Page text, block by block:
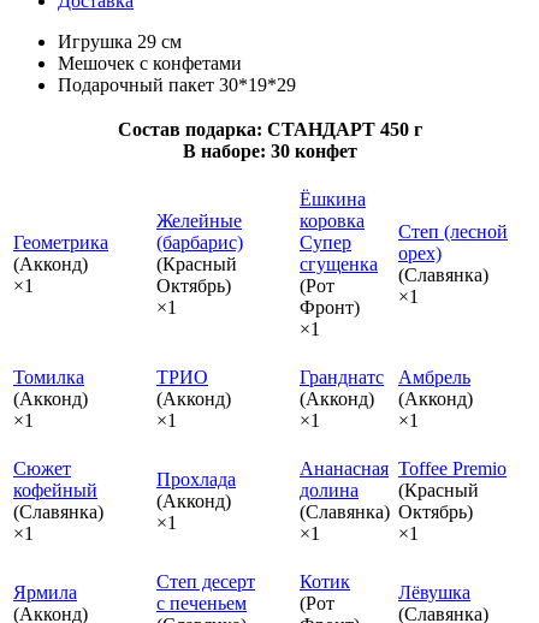
Игрушка 29 см
Мешочек с конфетами
Подарочный пакет 30*19*29
Состав подарка: СТАНДАРТ 450 г
В наборе: 30 конфет
Геометрика
(Акконд)
×1
Желейные
(барбарис)
(Красный
Октябрь)
×1
Ёшкина
коровка
Супер
сгущенка
(Рот
Фронт)
×1
Степ (лесной
орех)
(Славянка)
×1
Томилка
(Акконд)
×1
ТРИО
(Акконд)
×1
Гранднатс
(Акконд)
×1
Амбрель
(Акконд)
×1
Сюжет
кофейный
(Славянка)
×1
Прохлада
(Акконд)
×1
Ананасная
долина
(Славянка)
×1
Toffee Premio
(Красный
Октябрь)
×1
Ярмила
(Акконд)
Степ десерт
с печеньем
Котик
(Рот
Лёвушка
(Славянка)